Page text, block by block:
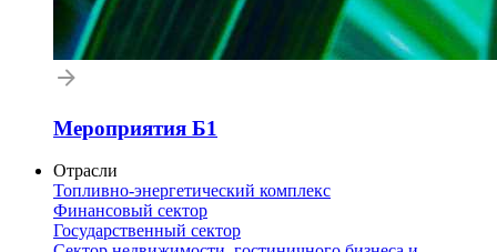
Мероприятия Б1
Отрасли
Топливно-энергетический комплекс
Финансовый сектор
Государственный сектор